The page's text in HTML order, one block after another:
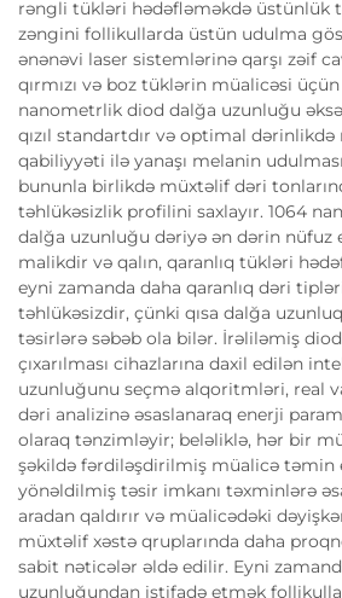
rəngli tükləri hədəfləməkdə üstünlük
zəngini follikullarda üstün udulma
ənənəvi laser sistemlərinə qarşı zəif
qırmızı və boz tüklərin müalicəsi üçün
nanometrlik diod dalğa uzunluğu
qızıl standartdır və optimal
qabiliyyəti ilə yanaşı melanin
bununla birlikdə müxtəlif dəri
təhlükəsizlik profilini saxlayır. 1064
dalğa uzunluğu dəriyə ən dərin nüfuz
malikdir və qalın, qaranlıq tükləri
eyni zamanda daha qaranlıq dəri
təhlükəsizdir, çünki qısa dalğa
təsirlərə səbəb ola bilər. İrəliləmiş
çıxarılması cihazlarına daxil edilən
uzunluğunu seçmə alqoritmləri, real
dəri analizinə əsaslanaraq enerji
olaraq tənzimləyir; beləliklə, hər bir
şəkildə fərdiləşdirilmiş müalicə təmin
yönəldilmiş təsir imkanı təxminlərə
aradan qaldırır və müalicədəki
müxtəlif xəstə qruplarında daha
sabit nəticələr əldə edilir. Eyni
uzunluğundan istifadə etmək